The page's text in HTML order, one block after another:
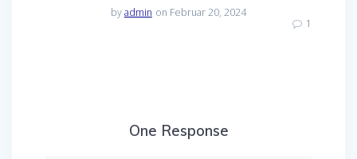
byadmin on Februar 20, 2024
1
One Response